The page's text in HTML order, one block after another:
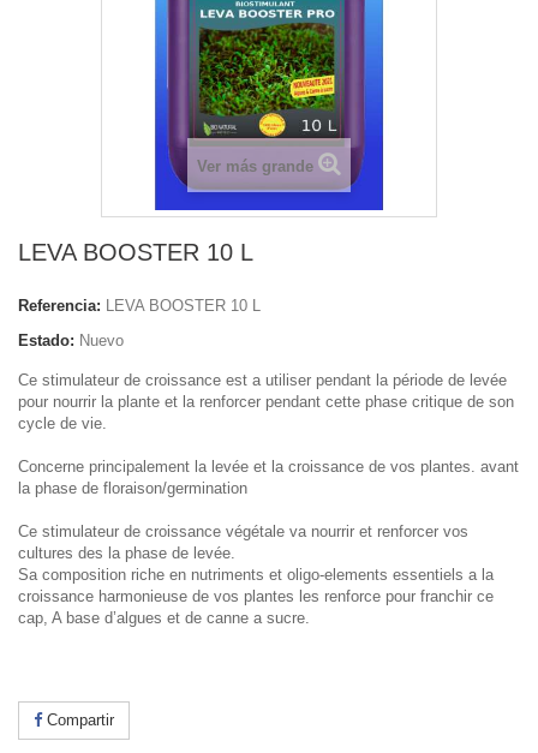
Ver más grande
LEVA BOOSTER 10 L
Referencia: LEVA BOOSTER 10 L
Estado: Nuevo
Ce stimulateur de croissance est a utiliser pendant la période de levée
pour nourrir la plante et la renforcer pendant cette phase critique de son
cycle de vie.
Concerne principalement la levée et la croissance de vos plantes. avant
la phase de floraison/germination
Ce stimulateur de croissance végétale va nourrir et renforcer vos
cultures des la phase de levée.
Sa composition riche en nutriments et oligo-elements essentiels a la
croissance harmonieuse de vos plantes les renforce pour franchir ce
cap, A base d’algues et de canne a sucre.
Compartir